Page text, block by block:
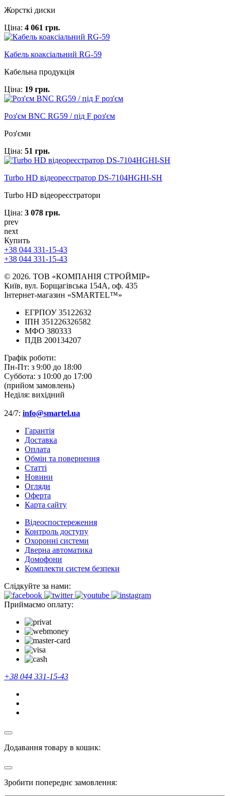
Жорсткі диски
Ціна: 4 061 грн.
Кабель коаксіальний RG-59
Кабельна продукція
Ціна: 19 грн.
Роз'єм BNC RG59 / під F роз'єм
Роз'єми
Ціна: 51 грн.
Turbo HD відеореєстратор DS-7104HGHI-SH
Turbo HD відеореєстратори
Ціна: 3 078 грн.
prev
next
Купить
+38 044 331-15-43
+38 044 331-15-43
© 2026. ТОВ «КОМПАНІЯ СТРОЙМІР»
Київ, вул. Борщагівська 154А, оф. 435
Інтернет-магазин «SMARTEL™»
ЕГРПОУ 35122632
ІПН 351226326582
МФО 380333
ПДВ 200134207
Графік роботи:
Пн-Пт: з 9:00 до 18:00
Суббота: з 10:00 до 17:00
(прийом замовлень)
Неділя: вихідний
24/7: info@smartel.ua
Гарантія
Доставка
Оплата
Обмін та повернення
Cтатті
Новини
Огляди
Оферта
Карта сайту
Відеоспостереження
Контроль доступу
Охоронні системи
Дверна автоматика
Домофони
Комплекти систем безпеки
Слідкуйте за нами:
Приймаємо оплату:
+38 044 331-15-43
Додавання товару в кошик:
Зробити попереднє замовлення: